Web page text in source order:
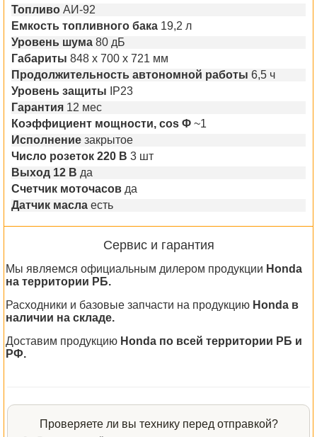
Топливо АИ-92
Емкость топливного бака 19,2 л
Уровень шума 80 дБ
Габариты 848 x 700 x 721 мм
Продолжительность автономной работы 6,5 ч
Уровень защиты
IP23
Гарантия 12 мес
Коэффициент мощности, cos Φ ~1
Исполнение закрытое
Число розеток 220 В 3 шт
Выход 12 В да
Счетчик моточасов да
Датчик масла есть
Сервис и гарантия
Мы являемся официальным дилером продукции Honda
на территории РБ.
Расходники и базовые запчасти на продукцию Honda в
наличии на складе.
Доставим продукцию Honda по всей территории РБ и
РФ.
Проверяете ли вы технику перед отправкой?